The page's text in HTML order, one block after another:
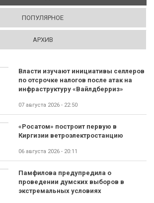
ПОПУЛЯРНОЕ
АРХИВ
Власти изучают инициативы селлеров
по отсрочке налогов после атак на
инфраструктуру «Вайлдберриз»
07 августа 2026 - 22:50
«Росатом» построит первую в
Киргизии ветроэлектростанцию
06 августа 2026 - 20:11
Памфилова предупредила о
проведении думских выборов в
экстремальных условиях